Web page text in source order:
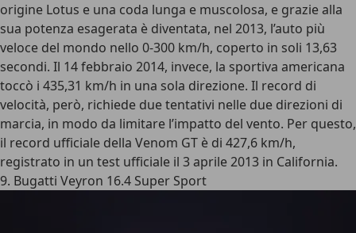
origine Lotus e una coda lunga e muscolosa, e grazie alla
sua potenza esagerata è diventata, nel 2013, l’auto più
veloce del mondo nello 0-300 km/h, coperto in soli 13,63
secondi. Il 14 febbraio 2014, invece, la sportiva americana
toccò i 435,31 km/h in una sola direzione. Il record di
velocità, però, richiede due tentativi nelle due direzioni di
marcia, in modo da limitare l’impatto del vento. Per questo,
il record ufficiale della Venom GT è di 427,6 km/h,
registrato in un test ufficiale il 3 aprile 2013 in California.
9. Bugatti Veyron 16.4 Super Sport